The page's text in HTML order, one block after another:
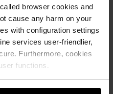
browser cookies and
cause any harm on your
with configuration settings
services user-friendlier,
Furthermore, cookies
functions.
продукты в
брусчатки
расходы